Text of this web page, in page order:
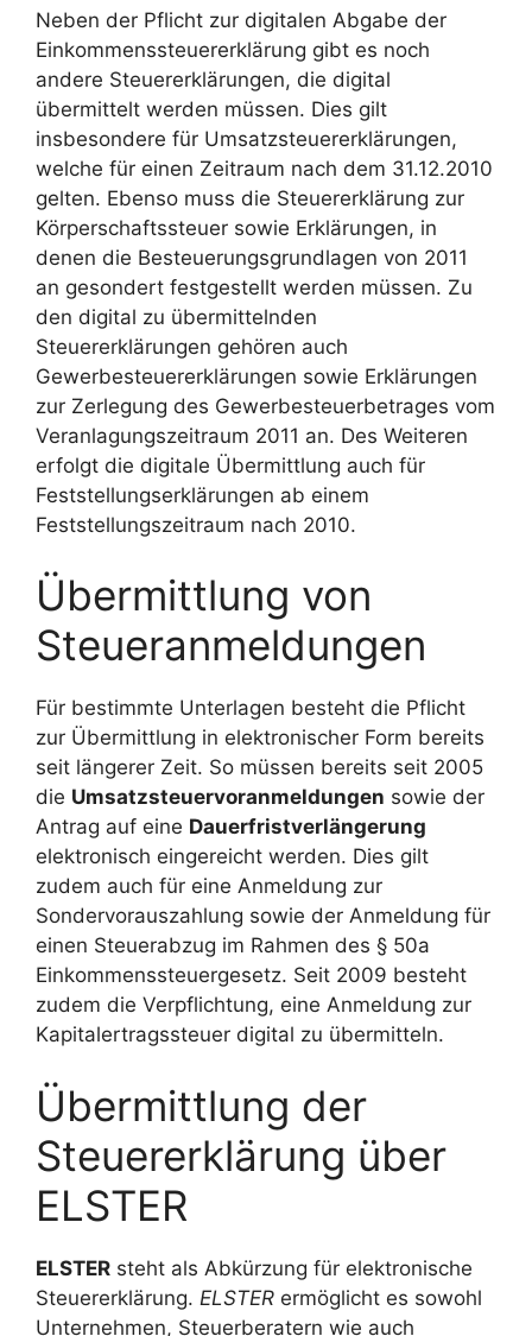
Neben der Pflicht zur digitalen Abgabe der
Einkommenssteuererklärung gibt es noch
andere Steuererklärungen, die digital
übermittelt werden müssen. Dies gilt
insbesondere für Umsatzsteuererklärungen,
welche für einen Zeitraum nach dem 31.12.2010
gelten. Ebenso muss die Steuererklärung zur
Körperschaftssteuer sowie Erklärungen, in
denen die Besteuerungsgrundlagen von 2011
an gesondert festgestellt werden müssen. Zu
den digital zu übermittelnden
Steuererklärungen gehören auch
Gewerbesteuererklärungen sowie Erklärungen
zur Zerlegung des Gewerbesteuerbetrages vom
Veranlagungszeitraum 2011 an. Des Weiteren
erfolgt die digitale Übermittlung auch für
Feststellungserklärungen ab einem
Feststellungszeitraum nach 2010.
Übermittlung von
Steueranmeldungen
Für bestimmte Unterlagen besteht die Pflicht
zur Übermittlung in elektronischer Form bereits
seit längerer Zeit. So müssen bereits seit 2005
die Umsatzsteuervoranmeldungen sowie der
Antrag auf eine Dauerfristverlängerung
elektronisch eingereicht werden. Dies gilt
zudem auch für eine Anmeldung zur
Sondervorauszahlung sowie der Anmeldung für
einen Steuerabzug im Rahmen des § 50a
Einkommenssteuergesetz. Seit 2009 besteht
zudem die Verpflichtung, eine Anmeldung zur
Kapitalertragssteuer digital zu übermitteln.
Übermittlung der
Steuererklärung über
ELSTER
ELSTER steht als Abkürzung für elektronische
Steuererklärung. ELSTER ermöglicht es sowohl
Unternehmen, Steuerberatern wie auch